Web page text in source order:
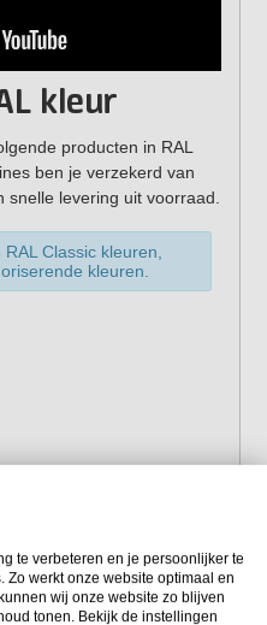
kleur
producten in RAL
ben je verzekerd van
levering uit voorraad.
Classic kleuren,
kleuren.
te verbeteren en je persoonlijker te
Zo werkt onze website optimaal en
wij onze website zo blijven
tonen. Bekijk de instellingen